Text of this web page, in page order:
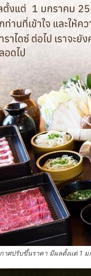
าศปรับขึ้นราคา มีผลตั้งแต่ 1